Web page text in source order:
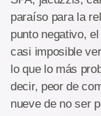
paraíso para la
punto negativo,
casi imposible
lo que lo más
decir, peor de
nueve de no ser